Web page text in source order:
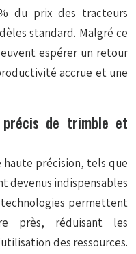
du prix des tracteurs
standard. Malgré ce
espérer un retour
accrue et une
précis de trimble et
haute précision, tels que
devenus indispensables
technologies permettent
près, réduisant les
des ressources.